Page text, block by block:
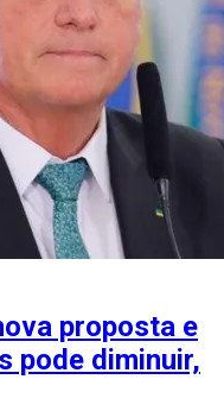
proposta e
pode diminuir,